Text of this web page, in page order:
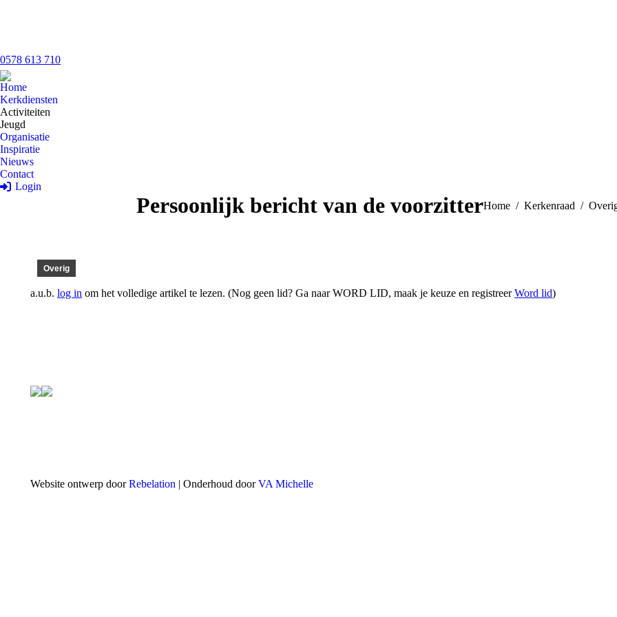
0578 613 710
Home
Kerkdiensten
Activiteiten
Jeugd
Organisatie
Inspiratie
Nieuws
Contact
Login
Persoonlijk bericht van de voorzitterJe bent hier:
Home Kerkenraad
Overig
a.u.b. log in om het volledige artikel te lezen. (Nog geen lid? Ga naar WORD LID, maak je keuze en registreerWord lid)
Website ontwerp doorRebelation | Onderhoud doorVA Michelle